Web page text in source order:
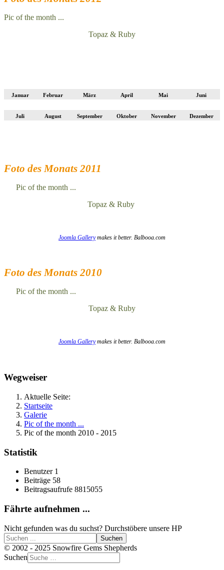
Pic of the month ...
Topaz & Ruby
Januar Februar März April Mai Juni
Juli August September Oktober November Dezember
Foto des Monats 2011
Pic of the month ...
Topaz & Ruby
Joomla Gallerymakes it better. Balbooa.com
Foto des Monats 2010
Pic of the month ...
Topaz & Ruby
Joomla Gallerymakes it better. Balbooa.com
Wegweiser
Aktuelle Seite:
Startseite
Galerie
Pic of the month ...
Pic of the month 2010 - 2015
Statistik
Benutzer 1
Beiträge 58
Beitragsaufrufe 8815055
Fährte aufnehmen ...
Nicht gefunden was du suchst? Durchstöbere unsere HP
Suchen
© 2002 - 2025 Snowfire Gems Shepherds
Suchen